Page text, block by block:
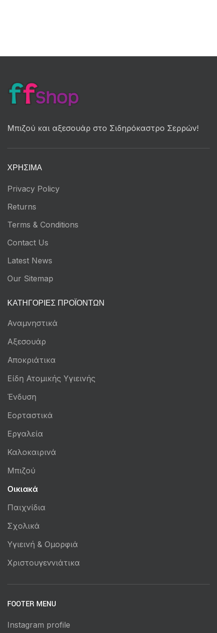
Μπιζού και αξεσουάρ στο Σιδηρόκαστρο Σερρών!
ΧΡΉΣΙΜΑ
Privacy Policy
Returns
Terms & Conditions
Contact Us
Latest News
Our Sitemap
ΚΑΤΗΓΟΡΊΕΣ ΠΡΟΪΌΝΤΩΝ
Αναμνηστικά
Αξεσουάρ
Αποκριάτικα
Είδη Ατομικής Υγιεινής
Ένδυση
Εορταστικά
Εργαλεία
Καλοκαιρινά
Μπιζού
Οικιακά
Παιχνίδια
Σχολικά
Υγιεινή & Ομορφιά
Χριστουγεννιάτικα
FOOTER MENU
Instagram profile